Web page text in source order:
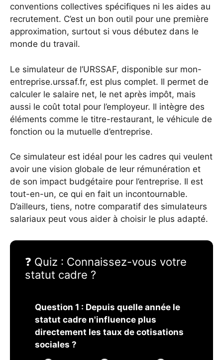
conventions collectives spécifiques ni les aides au
recrutement. C’est un bon outil pour une première
approximation, surtout si vous débutez dans le
monde du travail.
Le simulateur de l’URSSAF, disponible sur mon-
entreprise.urssaf.fr, est plus complet. Il permet de
calculer le salaire net, le net après impôt, mais
aussi le coût total pour l’employeur. Il intègre des
éléments comme le titre-restaurant, le véhicule de
fonction ou la mutuelle d’entreprise.
Ce simulateur est idéal pour les cadres qui veulent
avoir une vision globale de leur rémunération et
de son impact budgétaire pour l’entreprise. Il est
tout-en-un, ce qui en fait un incontournable.
D’ailleurs, tiens, notre comparatif des simulateurs
salariaux peut vous aider à choisir le plus adapté.
❓ Quiz : Connaissez-vous votre
statut cadre ?
Question 1 : Depuis quelle année le
statut cadre n'influence plus
directement les taux de cotisations
sociales ?